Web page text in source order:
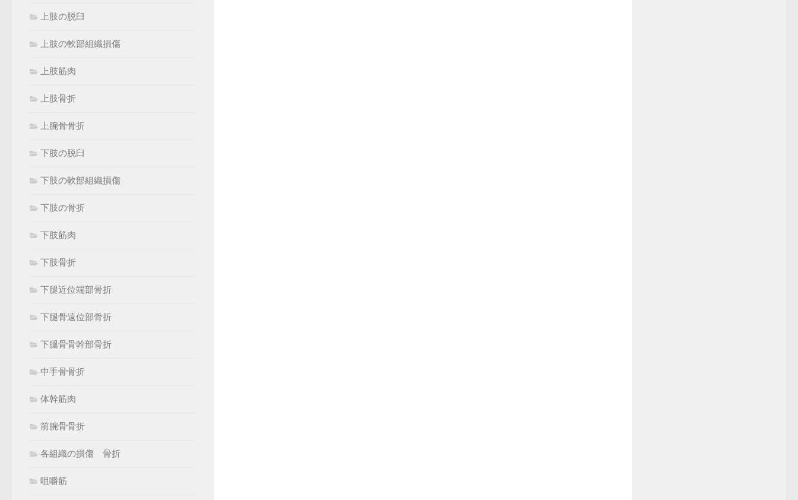
上肢の脱臼
上肢の軟部組織損傷
上肢筋肉
上肢骨折
上腕骨骨折
下肢の脱臼
下肢の軟部組織損傷
下肢の骨折
下肢筋肉
下肢骨折
下腿近位端部骨折
下腿骨遠位部骨折
下腿骨骨幹部骨折
中手骨骨折
体幹筋肉
前腕骨骨折
各組織の損傷 骨折
咀嚼筋